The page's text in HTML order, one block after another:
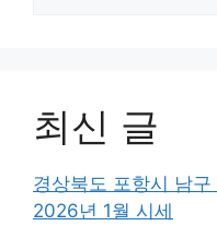
최신 글
경상북도 포항시 남
2026년 1월 시세